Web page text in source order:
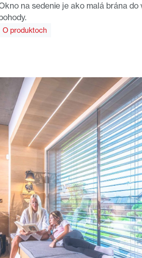
na sedenie je ako malá brána
O produktoch